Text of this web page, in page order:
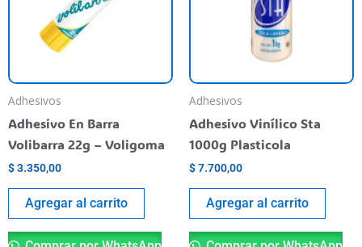
Adhesivos
Adhesivo En Barra
Volibarra 22g – Voligoma
$3.350,00
Agregar al carrito
Adhesivos
Adhesivo Vinílico Sta
1000g Plasticola
$7.700,00
Agregar al carrito